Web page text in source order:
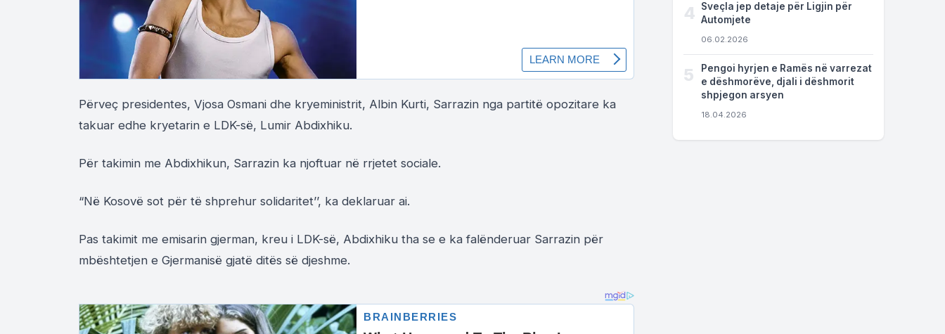
Përveç presidentes, Vjosa Osmani dhe kryeministrit, Albin Kurti, Sarrazin nga partitë opozitare ka
takuar edhe kryetarin e LDK-së, Lumir Abdixhiku.
Për takimin me Abdixhikun, Sarrazin ka njoftuar në rrjetet sociale.
“Në Kosovë sot për të shprehur solidaritet’’, ka deklaruar ai.
Pas takimit me emisarin gjerman, kreu i LDK-së, Abdixhiku tha se e ka falënderuar Sarrazin për
mbështetjen e Gjermanisë gjatë ditës së djeshme.
4
Sveçla jep detaje për Ligjin për
Automjete
06.02.2026
5
Pengoi hyrjen e Ramës në varrezat
e dëshmorëve, djali i dëshmorit
shpjegon arsyen
18.04.2026